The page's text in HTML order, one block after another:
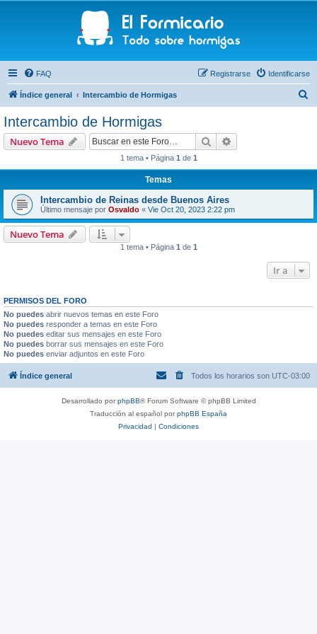
FAQ Identificarse
Registrarse
Índice general Intercambio de Hormigas
Intercambio de Hormigas
Nuevo Tema Buscar
1 tema • Página 1 de 1
Temas
Intercambio de Reinas desde Buenos Aires
Último mensaje por Osvaldo « Vie Oct 20, 2023 2:22 pm
Nuevo Tema
1 tema • Página 1 de 1
Ir a
PERMISOS DEL FORO
No puedes abrir nuevos temas en este Foro
No puedes responder a temas en este Foro
No puedes editar sus mensajes en este Foro
No puedes borrar sus mensajes en este Foro
No puedes enviar adjuntos en este Foro
Índice general Todos los horarios son UTC-03:00
Desarrollado porphpBB® Forum Software © phpBB Limited
Traducción al español porphpBB España
Privacidad | Condiciones